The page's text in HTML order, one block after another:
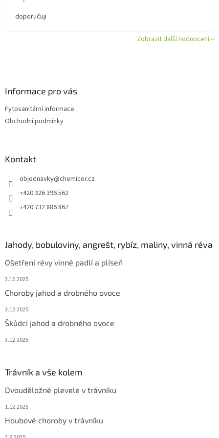
doporučuji
Zobrazit další hodnocení
Informace pro vás
Fytosanitární informace
Obchodní podmínky
Kontakt
objednavky@chemicor.cz
+420 326 396 562
+420 732 886 867
Jahody, bobuloviny, angrešt, rybíz, maliny, vinná réva
Ošetření révy vinné padlí a plíseň
3.12.2025
Choroby jahod a drobného ovoce
3.12.2025
Škůdci jahod a drobného ovoce
3.12.2025
Trávník a vše kolem
Dvouděložné plevele v trávníku
1.12.2025
Houbové choroby v trávníku